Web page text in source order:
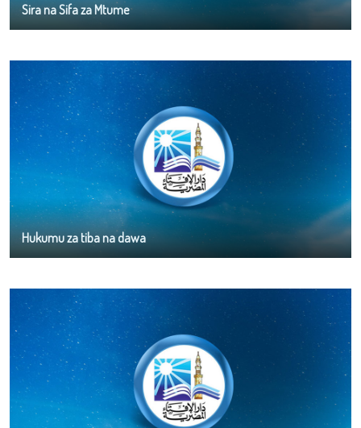
Sira na Sifa za Mtume
Hukumu za tiba na dawa